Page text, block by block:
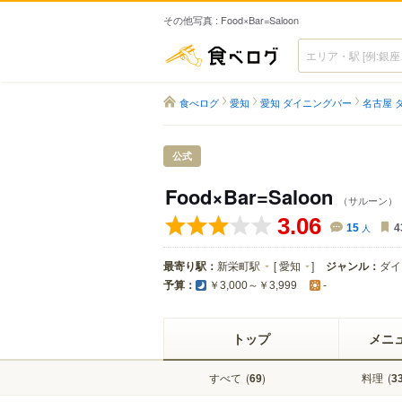
その他写真 : Food×Bar=Saloon
食べログ
食べログ 愛知 愛知 ダイニングバー 名古屋
公式
Food×Bar=Saloon （サルーン）
3.06 15 人
最寄り駅： 新栄町駅 [愛知 ] ジャンル： ダ
予算： ￥3,000～￥3,999 -
トップ メニ
すべて (69) 料理 (